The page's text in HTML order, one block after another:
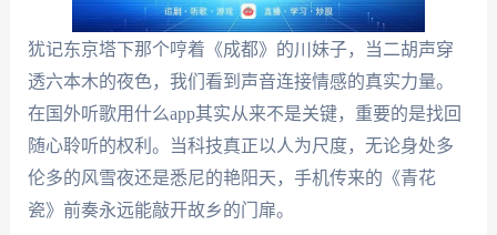
犹记东京塔下那个哼着《成都》的川妹子，当二胡声穿
透六本木的夜色，我们看到声音连接情感的真实力量。
在国外听歌用什么app其实从来不是关键，重要的是找回
随心聆听的权利。当科技真正以人为尺度，无论身处多
伦多的风雪夜还是悉尼的艳阳天，手机传来的《青花
瓷》前奏永远能敲开故乡的门扉。